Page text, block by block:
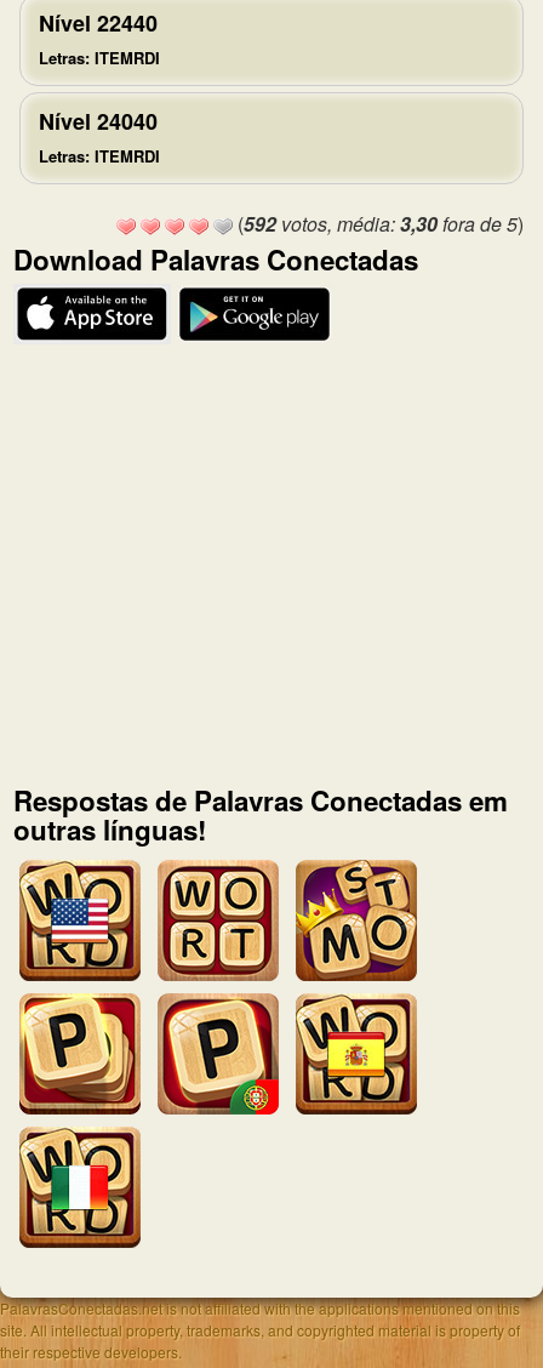
Nível 22440
Letras: ITEMRDI
Nível 24040
Letras: ITEMRDI
(592votos, média:3,30fora de 5)
Download Palavras Conectadas
Respostas de Palavras Conectadas em
outras línguas!
PalavrasConectadas.net is not affiliated with the applications mentioned on this
site. All intellectual property, trademarks, and copyrighted material is property of
their respective developers.